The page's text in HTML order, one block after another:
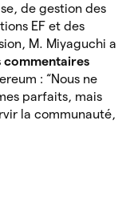
de gestion des
EF et des
M. Miyaguchi a
commentaires
: “Nous ne
parfaits, mais
la communauté,